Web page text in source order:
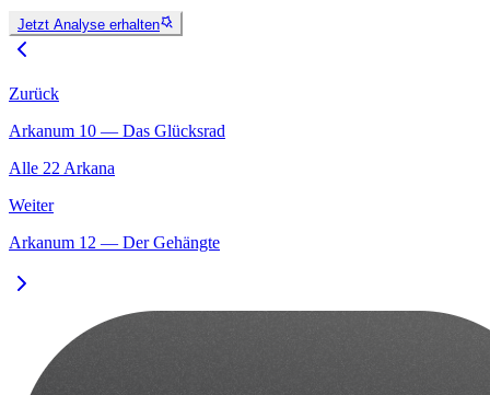
Jetzt Analyse erhalten
Zurück
Arkanum 10 — Das Glücksrad
Alle 22 Arkana
Weiter
Arkanum 12 — Der Gehängte